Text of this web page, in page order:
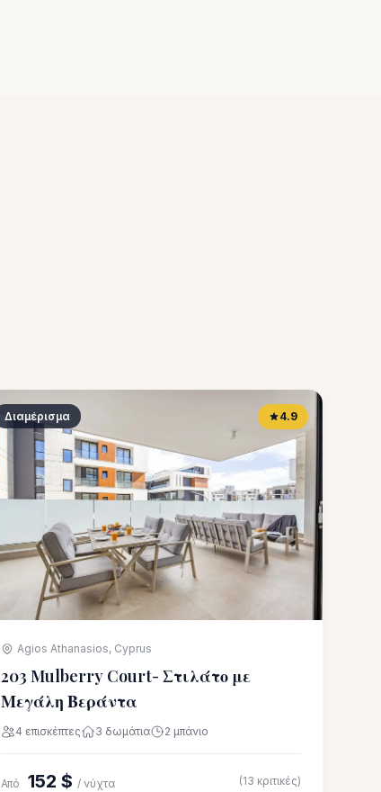
Διαμέρισμα 4.9
Agios Athanasios, Cyprus
203 Mulberry Court- Στιλάτο με
Μεγάλη Βεράντα
4 επισκέπτες 3 δωμάτια 2 μπάνιο
Από 152 $ / νύχτα (13 κριτικές)